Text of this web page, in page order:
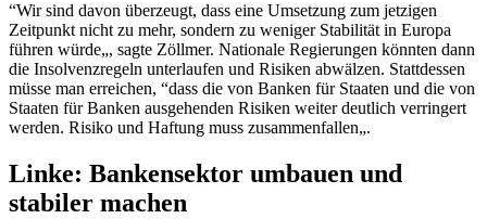
“Wir sind davon überzeugt, dass eine Umsetzung zum jetzigen
Zeitpunkt nicht zu mehr, sondern zu weniger Stabilität in Europa
führen würde„, sagte Zöllmer. Nationale Regierungen könnten dann
die Insolvenzregeln unterlaufen und Risiken abwälzen. Stattdessen
müsse man erreichen, “dass die von Banken für Staaten und die von
Staaten für Banken ausgehenden Risiken weiter deutlich verringert
werden. Risiko und Haftung muss zusammenfallen„.
Linke: Bankensektor umbauen und
stabiler machen